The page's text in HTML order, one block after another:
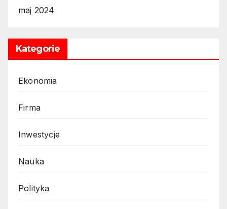
maj 2024
Kategorie
Ekonomia
Firma
Inwestycje
Nauka
Polityka